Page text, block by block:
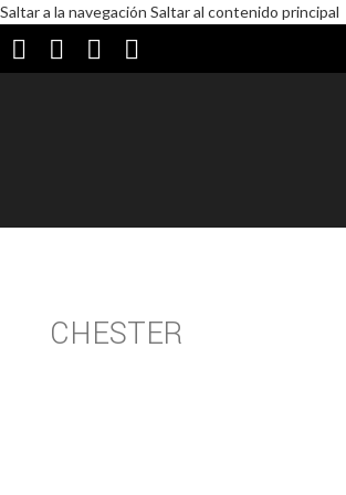
Saltar a la navegación Saltar al contenido principal
CHESTER